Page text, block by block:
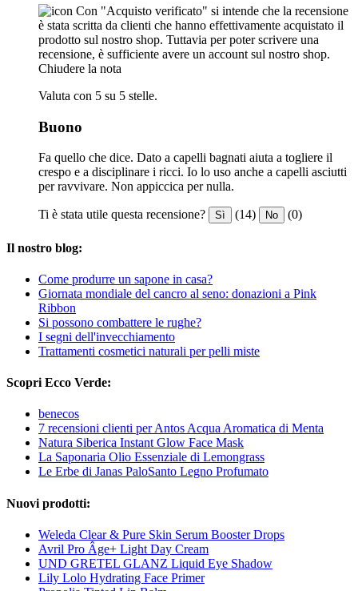
Con "Acquisto verificato" si intende che la recensione
è stata scritta da clienti che hanno effettivamente acquistato il
prodotto sul nostro shop. Tuttavia per poter scrivere una
recensione, è sufficiente avere un account sul nostro shop.
Chiudere la nota
Valuta con 5 su 5 stelle.
Buono
Fa quello che dice. Dato a capelli bagnati aiuta a togliere il
crespo e a disciplinare i ricci. Io lo uso anche a capelli asciutti
per ravvivare. Non appiccica per nulla.
Ti è stata utile questa recensione? Sì (14) No (0)
Il nostro blog:
Come produrre un sapone in casa?
Giornata mondiale del cancro al seno: donazioni a Pink
Ribbon
Si possono combattere le rughe?
I segni dell'invecchiamento
Trattamenti cosmetici naturali per pelli miste
Scopri Ecco Verde:
benecos
7 recensioni clienti per Antos Acqua Aromatica di Menta
Natura Siberica Instant Glow Face Mask
La Saponaria Olio Essenziale di Lemongrass
Le Erbe di Janas PaloSanto Legno Profumato
Nuovi prodotti:
Weleda Clear & Pure Skin Serum Booster Drops
Avril Pro Âge+ Light Day Cream
UND GRETEL GLANZ Liquid Eye Shadow
Lily Lolo Hydrating Face Primer